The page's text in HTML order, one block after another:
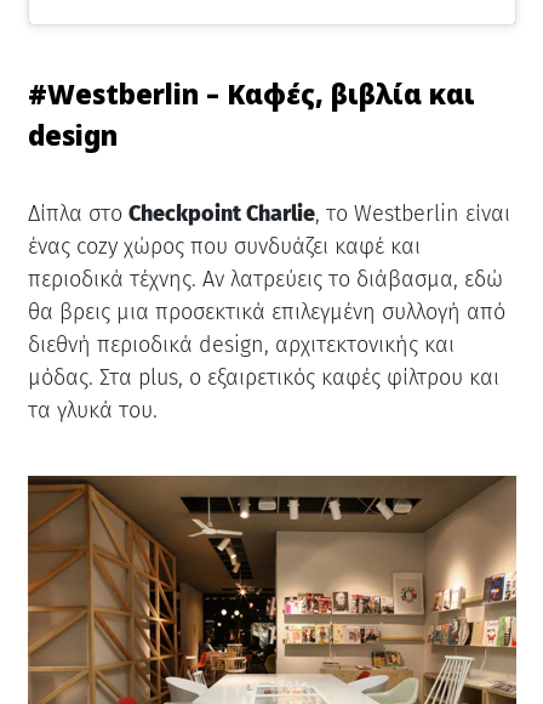
#Westberlin – Καφές, βιβλία και
design
Δίπλα στο Checkpoint Charlie, το Westberlin είναι
ένας cozy χώρος που συνδυάζει καφέ και
περιοδικά τέχνης. Αν λατρεύεις το διάβασμα, εδώ
θα βρεις μια προσεκτικά επιλεγμένη συλλογή από
διεθνή περιοδικά design, αρχιτεκτονικής και
μόδας. Στα plus, ο εξαιρετικός καφές φίλτρου και
τα γλυκά του.